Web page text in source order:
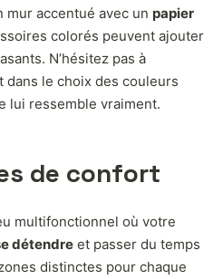
mur accentué avec un papier
colorés peuvent ajouter
N’hésitez pas à
le choix des couleurs
lui ressemble vraiment.
de confort
multifonctionnel où votre
détendre et passer du temps
distinctes pour chaque